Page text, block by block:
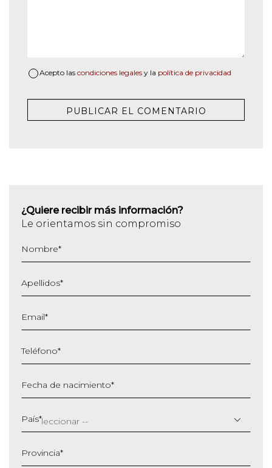
Acepto las condiciones legales y la política de privacidad
¿Quiere recibir más información?
Le orientamos sin compromiso
Nombre*
Apellidos*
Email*
Teléfono*
Fecha de nacimiento*
barra
MM
AAAA
País*
Provincia*